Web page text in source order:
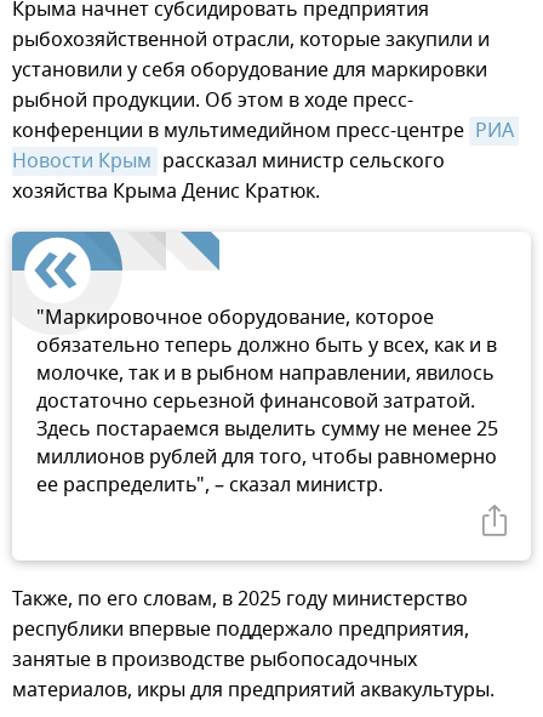
Крыма начнет субсидировать предприятия
рыбохозяйственной отрасли, которые закупили и
установили у себя оборудование для маркировки
рыбной продукции. Об этом в ходе пресс-
конференции в мультимедийном пресс-центре РИА
Новости Крым рассказал министр сельского
хозяйства Крыма Денис Кратюк.
"Маркировочное оборудование, которое
обязательно теперь должно быть у всех, как и в
молочке, так и в рыбном направлении, явилось
достаточно серьезной финансовой затратой.
Здесь постараемся выделить сумму не менее 25
миллионов рублей для того, чтобы равномерно
ее распределить", – сказал министр.
Также, по его словам, в 2025 году министерство
республики впервые поддержало предприятия,
занятые в производстве рыбопосадочных
материалов, икры для предприятий аквакультуры.